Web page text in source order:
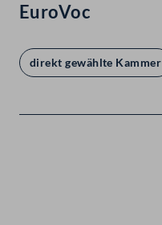
EuroVoc
direkt gewählte Kammer